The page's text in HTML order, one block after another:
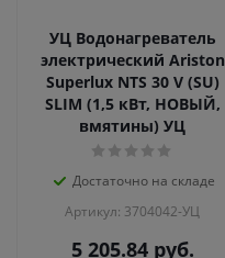
УЦ Водонагреватель
электрический Ariston
Superlux NTS 30 V (SU)
SLIM (1,5 кВт, НОВЫЙ,
вмятины) УЦ
Достаточно на складе
Артикул: 3704042-УЦ
5 205.84руб.